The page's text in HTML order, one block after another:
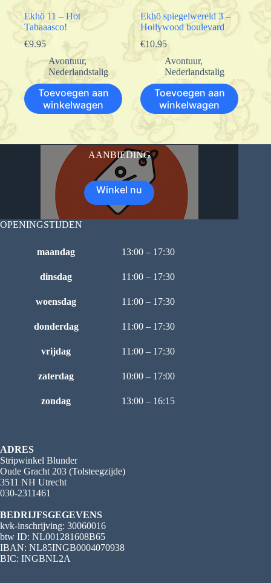
Ekhö 11 – Hot
Tabaaasco!
€9.95
Avontuur,
Nederlandstalig
Toevoegen aan
winkelwagen
Ekhö spiegelwereld 3 –
Hollywood boulevard
€10.95
Avontuur,
Nederlandstalig
Toevoegen aan
winkelwagen
AANBIEDING
Winkel nu
OPENINGSTIJDEN
maandag 13:00 – 17:30
dinsdag 11:00 – 17:30
woensdag 11:00 – 17:30
donderdag 11:00 – 17:30
vrijdag 11:00 – 17:30
zaterdag 10:00 – 17:00
zondag 13:00 – 16:15
ADRES
Stripwinkel Blunder
Oude Gracht 203 (Tolsteegzijde)
3511 NH Utrecht
030-2311461
BEDRIJFSGEGEVENS
kvk-inschrijving: 30060016
btw ID: NL001281608B65
IBAN: NL85INGB0004070938
BIC: INGBNL2A